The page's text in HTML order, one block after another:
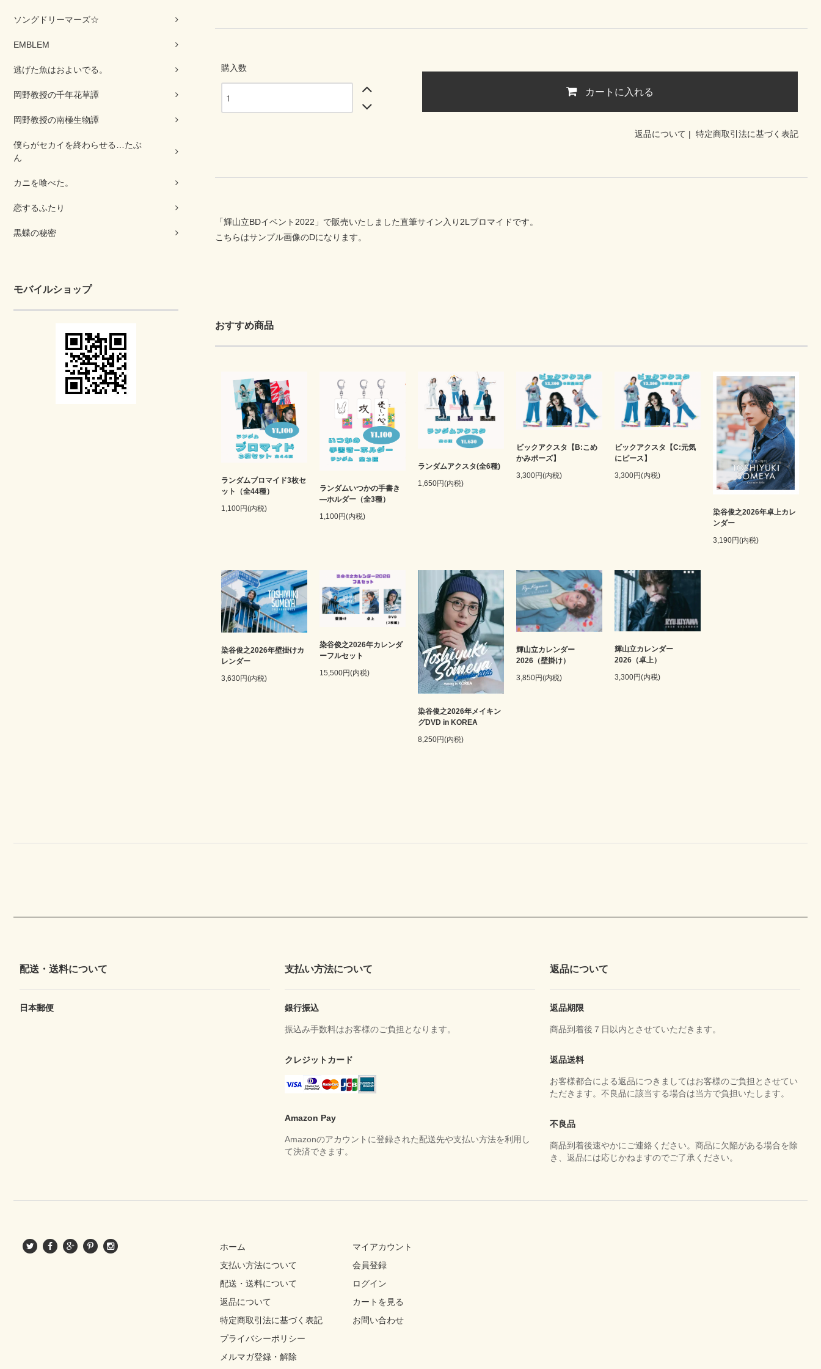
ソングドリーマーズ☆
EMBLEM
逃げた魚はおよいでる。
岡野教授の千年花草譚
岡野教授の南極生物譚
僕らがセカイを終わらせる…たぶ
ん
カニを喰べた。
恋するふたり
黒蝶の秘密
モバイルショップ
購入数
カートに入れる
返品について | 特定商取引法に基づく表記
「輝山立BDイベント2022」で販売いたしました直筆サイン入り2Lブロマイドです。
こちらはサンプル画像のDになります。
おすすめ商品
ランダムブロマイド3枚セ
ット（全44種）
1,100円(内税)
ランダムいつかの手書き
―ホルダー（全3種）
1,100円(内税)
ランダムアクスタ(全6種)
1,650円(内税)
ビックアクスタ【B:こめ
かみポーズ】
3,300円(内税)
ビックアクスタ【C:元気
にピース】
3,300円(内税)
染谷俊之2026年卓上カレ
ンダー
3,190円(内税)
染谷俊之2026年壁掛けカ
レンダー
3,630円(内税)
染谷俊之2026年カレンダ
ーフルセット
15,500円(内税)
染谷俊之2026年メイキン
グDVD in KOREA
8,250円(内税)
輝山立カレンダー
2026（壁掛け）
3,850円(内税)
輝山立カレンダー
2026（卓上）
3,300円(内税)
配送・送料について
日本郵便
支払い方法について
銀行振込
振込み手数料はお客様のご負担となります。
クレジットカード
Amazon Pay
Amazonのアカウントに登録された配送先や支払い方法を利用し
て決済できます。
返品について
返品期限
商品到着後７日以内とさせていただきます。
返品送料
お客様都合による返品につきましてはお客様のご負担とさせてい
ただきます。不良品に該当する場合は当方で負担いたします。
不良品
商品到着後速やかにご連絡ください。商品に欠陥がある場合を除
き、返品には応じかねますのでご了承ください。
ホーム
支払い方法について
配送・送料について
返品について
特定商取引法に基づく表記
プライバシーポリシー
メルマガ登録・解除
マイアカウント
会員登録
ログイン
カートを見る
お問い合わせ